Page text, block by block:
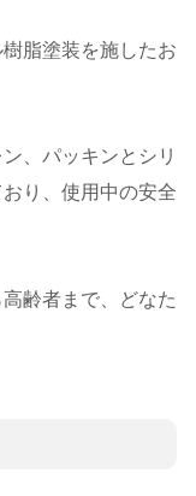
脂塗装を施したお
、パッキンとシリ
り、使用中の安全
齢者まで、どなた